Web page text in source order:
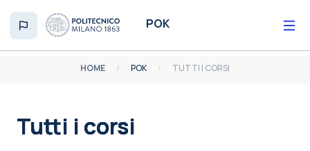
POK
HOME POK TUTTI I CORSI
Tutti i corsi